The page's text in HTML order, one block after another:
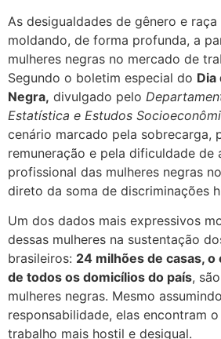
As desigualdades de gênero e
moldando, de forma profunda, a
mulheres negras no mercado de
Segundo o boletim especial do Dia
Negra, divulgado pelo
Estatística e Estudos
cenário marcado pela sobrecarga,
remuneração e pela dificuldade de
profissional das mulheres negras
direto da soma de discriminações
Um dos dados mais expressivos
dessas mulheres na sustentação
brasileiros: 24 milhões de casas,
de todos os domicílios do país,
mulheres negras. Mesmo
responsabilidade, elas encontram
trabalho mais hostil e desigual.